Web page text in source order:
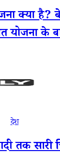
है?
योजना के
देश
तक